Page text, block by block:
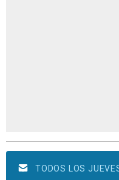
TODOS LOS